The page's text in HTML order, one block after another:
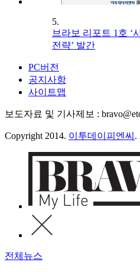
5.
브라보 리포트 1호 ‘
전략’ 발간
PC버전
공지사항
사이트맵
보도자료 및 기사제보 :
Copyright 2014. 이투데이피엔씨 .
전체뉴스